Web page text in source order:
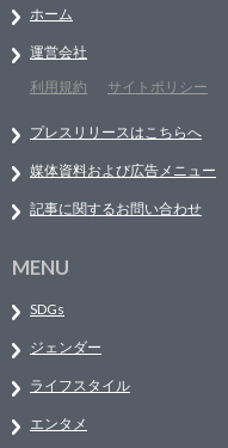
ホーム
運営会社
利用規約
サイトポリシー
プレスリリースはこちらへ
媒体資料および広告メニュー
記事に関するお問い合わせ
MENU
SDGs
ジェンダー
ライフスタイル
エンタメ